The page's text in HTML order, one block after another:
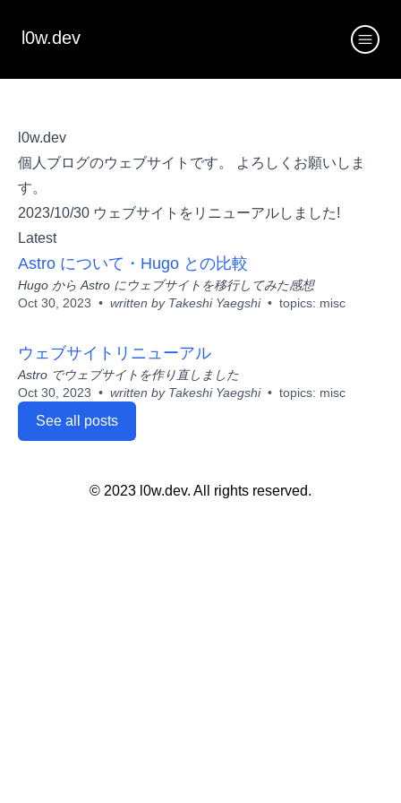
l0w.dev
l0w.dev
個人ブログのウェブサイトです。 よろしくお願いしま
す。
2023/10/30 ウェブサイトをリニューアルしました!
Latest
Astro について・Hugo との比較
Hugo から Astro にウェブサイトを移行してみた感想
Oct 30, 2023
written by Takeshi Yaegshi topics: misc
ウェブサイトリニューアル
Astro でウェブサイトを作り直しました
Oct 30, 2023
written by Takeshi Yaegshi topics: misc
See all posts
© 2023 l0w.dev. All rights reserved.